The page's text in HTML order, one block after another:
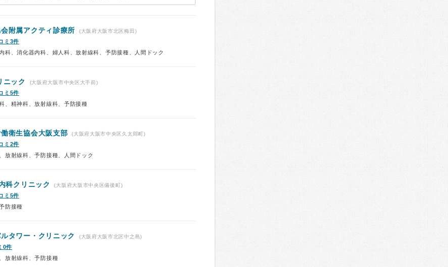
附属アクティ診療所 (大阪府大阪市北区梅田)
ミ3件
科、消化器内科、婦人科、放射線科、予防接種、人間ドック
ニック (大阪府大阪市中央区大手前)
ミ5件
、精神科、放射線科、予防接種
衛生協会大阪支部 (大阪府大阪市中央区久太郎町)
ミ2件
放射線科、予防接種、人間ドック
科クリニック (大阪府大阪市中央区備後町)
ミ5件
防接種
タワー・クリニック (大阪府大阪市北区中之島)
0件
放射線科、予防接種